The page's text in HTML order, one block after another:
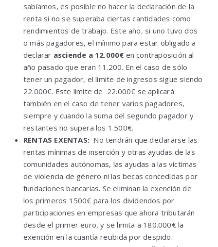
sabíamos, es posible no hacer la declaración de la
renta si no se superaba ciertas cantidades como
rendimientos de trabajo. Este año, si uno tuvo dos
o más pagadores, el mínimo para estar obligado a
declarar asciende a 12.000€ en contraposición al
año pasado que eran 11.200. En el caso de sólo
tener un pagador, el límite de ingresos sigue siendo
22.000€. Este límite de 22.000€ se aplicará
también en el caso de tener varios pagadores,
siempre y cuando la suma del segundo pagador y
restantes no supera los 1.500€.
RENTAS EXENTAS: No tendrán que declararse las
rentas mínimas de inserción y otras ayudas de las
comunidades autónomas, las ayudas a las víctimas
de violencia de género ni las becas concedidas por
fundaciones bancarias. Se eliminan la exención de
los primeros 1500€ para los dividendos por
participaciones en empresas que ahora tributarán
desde el primer euro, y se limita a 180.000€ la
exención en la cuantía recibida por despido.